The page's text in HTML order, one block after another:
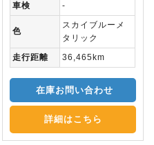
車検
-
色
スカイブルーメ
タリック
走行距離
36,465km
在庫お問い合わせ
詳細はこちら